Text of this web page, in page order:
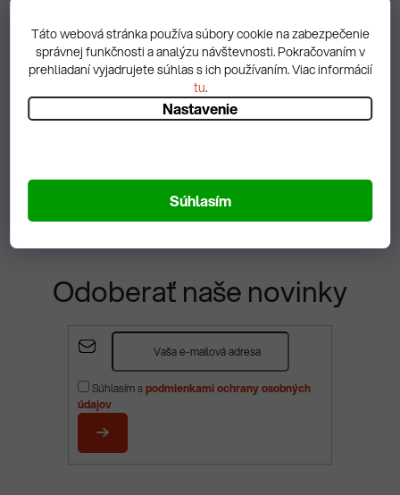
Táto webová stránka používa súbory cookie na zabezpečenie
správnej funkčnosti a analýzu návštevnosti. Pokračovaním v
prehliadaní vyjadrujete súhlas s ich používaním. Viac informácií
tu.
Nastavenie
Súhlasím
Spätná väzba
Odoberať naše novinky
Súhlasím spodmienkami ochrany osobných
údajov
PRIHLÁSIŤ